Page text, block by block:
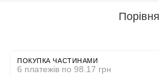
ПОКУПКА ЧАСТИНАМИ
6 платежів по 98.17 грн